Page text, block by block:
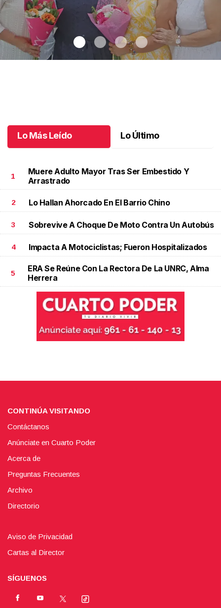
Lo Más Leído Lo Último
1
Muere Adulto Mayor Tras Ser Embestido Y
Arrastrado
2 Lo Hallan Ahorcado En El Barrio Chino
3 Sobrevive A Choque De Moto Contra Un Autobús
4 Impacta A Motociclistas; Fueron Hospitalizados
5
ERA Se Reúne Con La Rectora De La UNRC, Alma
Herrera
CONTINÚA VISITANDO
Contáctanos
Anúnciate en Cuarto Poder
Acerca de
Preguntas Frecuentes
Archivo
Directorio
Aviso de Privacidad
Cartas al Director
SÍGUENOS